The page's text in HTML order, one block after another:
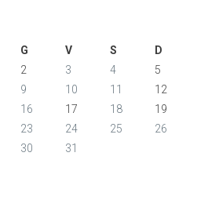
G V S
D
2 3 4
5
9 10 11
12
16 17 18
19
23 24 25
26
30
31